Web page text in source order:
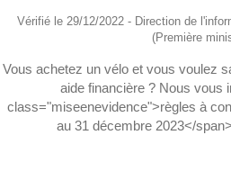
Vérifié le 29/12/2022 - Direction de
(Première
Vous achetez un vélo et vous voulez
aide financière ? Nous vous
class="miseenevidence">règles à
au 31 décembre 2023</